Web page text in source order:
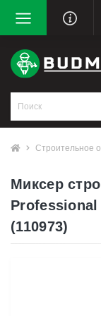
Строительное
Миксер
Professional
(110973)